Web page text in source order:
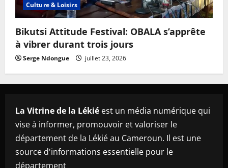
Culture & Loisirs
Bikutsi Attitude Festival: OBALA s’apprête
à vibrer durant trois jours
Serge Ndongue juillet 23, 2026
La Vitrine de la Lékié est un média numérique qui
vise à informer, promouvoir et valoriser le
département de la Lékié au Cameroun. Il est une
source d'informations essentielle pour le
département